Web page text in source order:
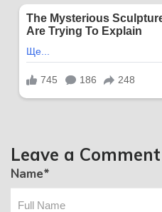
Leave a Comment
Name*